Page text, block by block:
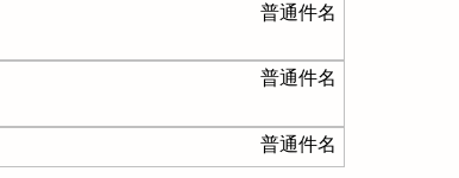
普通件名
普通件名
普通件名